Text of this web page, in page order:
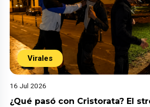
Virales
16 Jul 2026
¿Qué pasó con Cristorata? El